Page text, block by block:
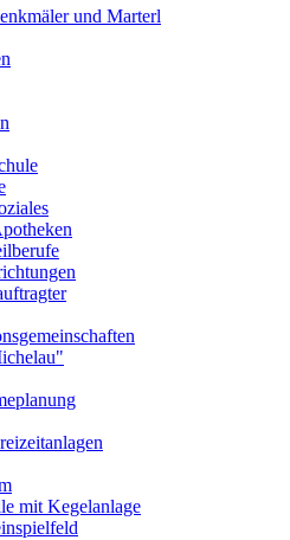
und Marterl
mit Kegelanlage